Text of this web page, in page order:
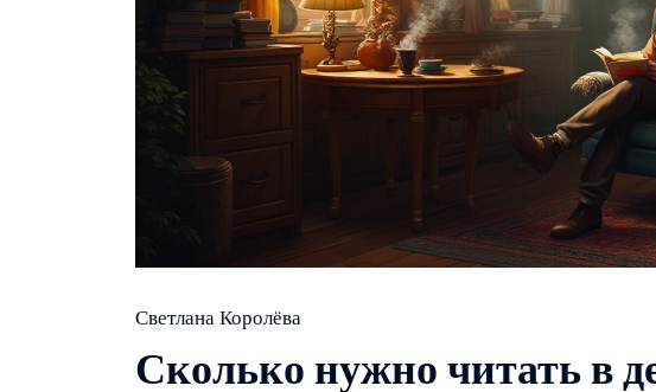
Светлана Королёва
Сколько нужно читать в